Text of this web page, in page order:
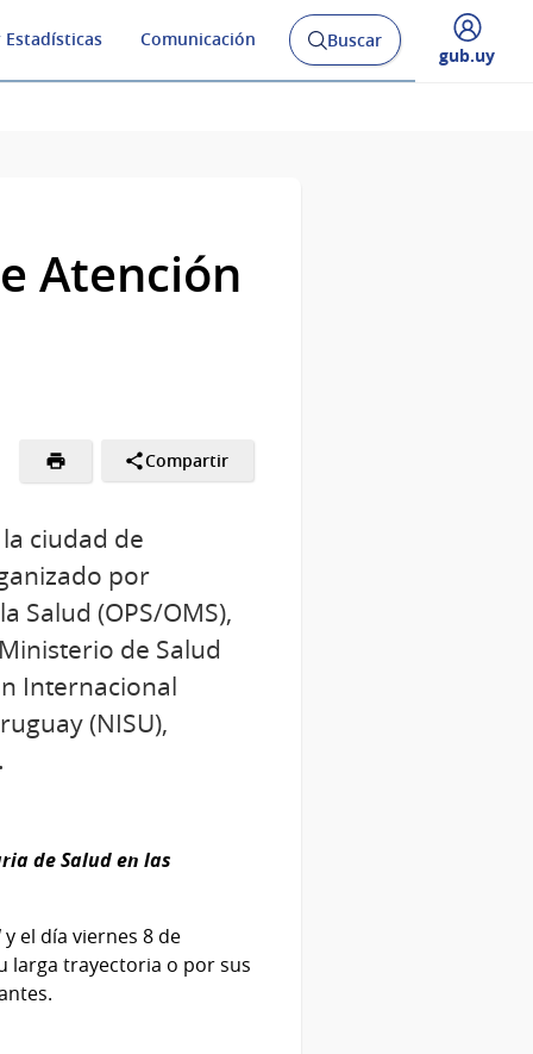
Estadísticas Comunicación
Abrir
buscador
Buscar
Desplegar
gub.uy
Atención
Compartir
ciudad de
por
Salud (OPS/OMS),
de Salud
Internacional
(NISU),
de Salud en las
y el día viernes 8 de
larga trayectoria o por sus